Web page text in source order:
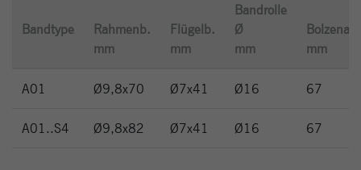
Bandtype
Rahmenb.
mm
Flügelb.
mm
Bandrolle
Ø
mm
mm
A01 Ø9,8x70 Ø7x41 Ø16 67
A01..S4 Ø9,8x82 Ø7x41 Ø16 67